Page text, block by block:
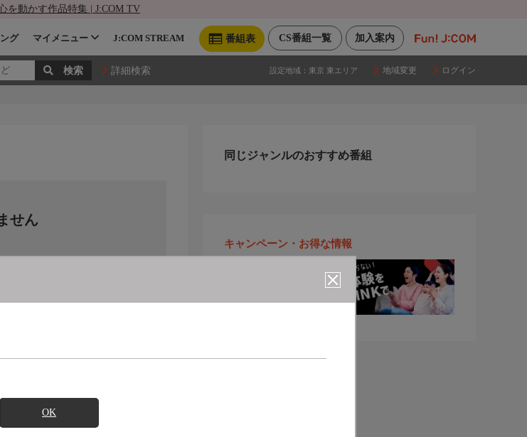
を動かす作品特集 | J:COM TV
加入案内
CS番組一覧
番組表
グ マイメニュー J:COM STREAM
詳細検索 設定地域： 東京 東エリア 地域変更 ログイン
OK
せん
同じジャンルのおすすめ番組
キャンペーン・お得な情報